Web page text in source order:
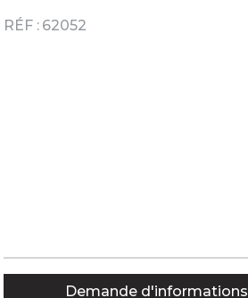
RÉF : 62052
Demande d'informations